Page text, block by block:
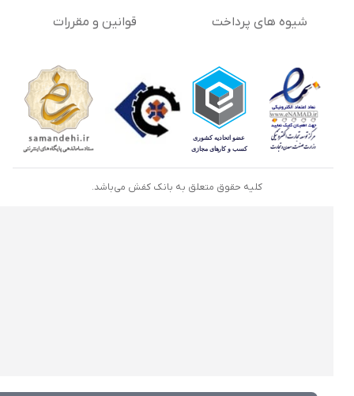
شیوه های پرداخت
قوانین و مقررات
کلیه حقوق متعلق به بانک کفش می‌باشد.